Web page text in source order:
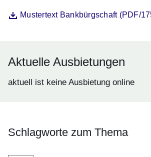
DateiMustertext Bankbürgschaft (PDF/
Öffnet sich in einem neuen Fenster
Aktuelle Ausbietungen
aktuell ist keine Ausbietung online
Schlagworte zum Thema